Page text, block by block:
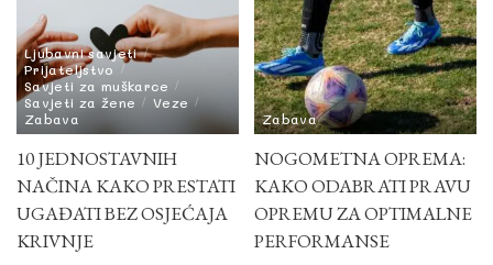
Ljubavni savjeti
Prijateljstvo
Savjeti za muškarce
Savjeti za žene
Veze
Zabava
10 JEDNOSTAVNIH
NAČINA KAKO PRESTATI
UGAĐATI BEZ OSJEĆAJA
KRIVNJE
Zabava
NOGOMETNA OPREMA:
KAKO ODABRATI PRAVU
OPREMU ZA OPTIMALNE
PERFORMANSE